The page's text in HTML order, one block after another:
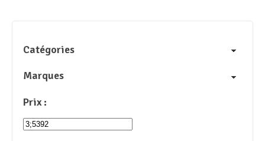
Catégories
Marques
Prix :